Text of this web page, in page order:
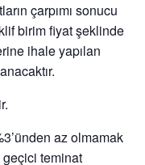
çarpımı sonucu
birim fiyat şeklinde
ihale yapılan
az olmamak
teminat